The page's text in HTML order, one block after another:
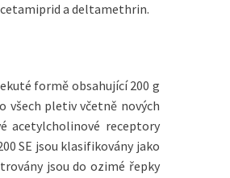
a deltamethrin.
formě obsahující 200 g
všech pletiv včetně nových
acetylcholinové receptory
SE jsou klasifikovány jako
jsou do ozimé řepky